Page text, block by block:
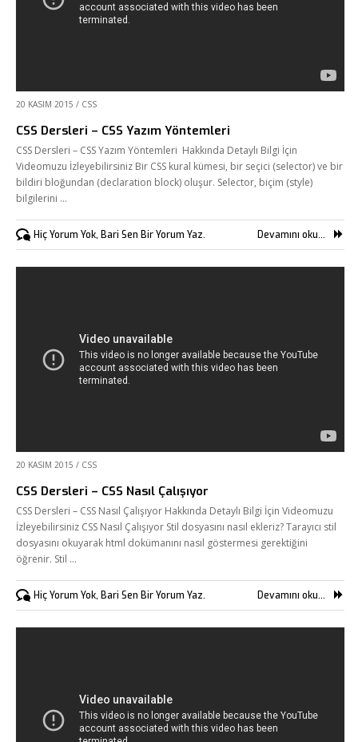
20 KASIM 2015 / CSS
CSS Dersleri – CSS Yazım Yöntemleri
CSS Dersleri – CSS Yazım Yöntemleri Hakkında Detaylı Bilgi İçin
Videomuzu İzleyebilirsiniz Bir CSS kural kümesi, bir seçici (selector) ve bir
bildiri bloğundan (declaration block) oluşur. Selector, biçim (style)
bilgilerini …
Hiç Yorum Yok, Bari Sen Bir Yorum Yaz. Devamını oku...
20 KASIM 2015 / CSS
CSS Dersleri – CSS Nasıl Çalışıyor
CSS Dersleri – CSS Nasıl Çalışıyor Hakkında Detaylı Bilgi İçin Videomuzu
İzleyebilirsiniz CSS Nasıl Çalışıyor Stil dosyasını nasıl ekleriz? Tarayıcı stil
dosyasını okuyarak html dokümanını nasıl göstermesi gerektiğini
öğrenir. Stil …
Hiç Yorum Yok, Bari Sen Bir Yorum Yaz. Devamını oku...